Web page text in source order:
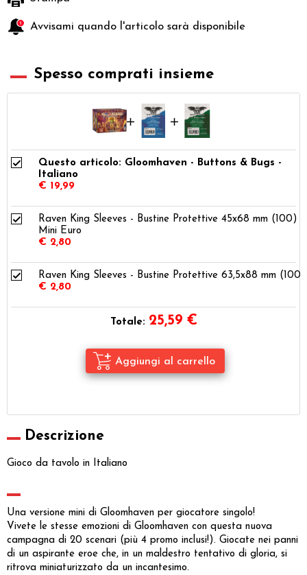
Avvisami quando l'articolo sarà disponibile
Spesso comprati insieme
Questo articolo: Gloomhaven - Buttons & Bugs -
Italiano
€ 19,99
Raven King Sleeves - Bustine Protettive 45x68 mm (100) -
Mini Euro
€ 2,80
Raven King Sleeves - Bustine Protettive 63,5x88 mm (100)
€ 2,80
Totale: 25,59 €
Descrizione
Gioco da tavolo in Italiano
Una versione mini di Gloomhaven per giocatore singolo!
Vivete le stesse emozioni di Gloomhaven con questa nuova
campagna di 20 scenari (più 4 promo inclusi!). Giocate nei panni
di un aspirante eroe che, in un maldestro tentativo di gloria, si
ritrova miniaturizzato da un incantesimo.